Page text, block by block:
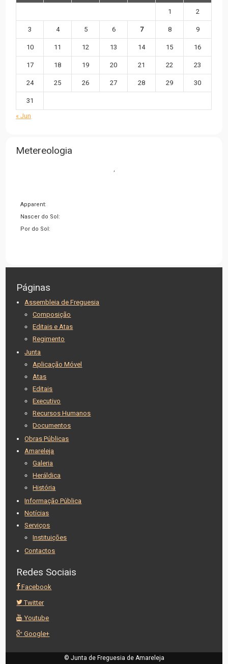
1 2
3 4 5 6 7 8 9
10 11 12 13 14 15 16
17 18 19 20 21 22 23
24 25 26 27 28 29 30
31
« Jun
Metereologia
,
Apparent:
Nascer do Sol:
Por do Sol:
Páginas
Assembleia de Freguesia
Composição
Editais e Atas
Regimento
Junta
Aplicação Móvel
Atas
Editais
Executivo
Recursos Humanos
Documentos
Obras Públicas
Amareleja
Galeria
Heráldica
História
Informação Pública
Notícias
Serviços
Instituições
Contactos
Redes Sociais
Facebook
Twitter
Youtube
Google+
© Junta de Freguesia de Amareleja